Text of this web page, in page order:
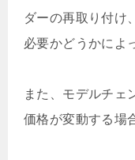
ダーの再取り付け
必要かどうかによ
また、モデルチェ
価格が変動する場